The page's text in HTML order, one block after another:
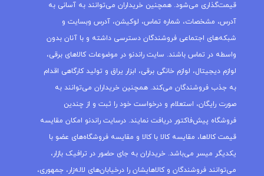
قیمت‌گذاری می‌شود. همچنین خریداران می‌توانند به آسانی به
آدرس، مشخصات، شماره تماس، لوکیشن، آدرس وبسایت و
شبکه‌های اجتماعی فروشندگان دسترسی داشته و با آنان بدون
واسطه در تماس باشند. سایت راندنو در موضوعات کالاهای برقی،
لوازم دیجیتال، لوازم خانگی برقی، ابزار یراق و تولید کارگاهی اقدام
به جذب فروشندگان می‌کند. همچنین خریداران می‌توانند به
صورت رایگان، استعلام و درخواست خود را ثبت و از چندین
فروشگاه پیش‌فاکتور دریافت نمایند. درسایت راندنو امکان مقایسه
قیمت کالاها، مقایسه کالا با کالا و مقایسه فروشگاه‌های عضو با
یکدیگر میسر می‌باشد. خریداران به جای حضور در ترافیک بازار،
می‌توانند فروشندگان و کالاهایشان را درخیابان‌های لاله‌زار، جمهوری،